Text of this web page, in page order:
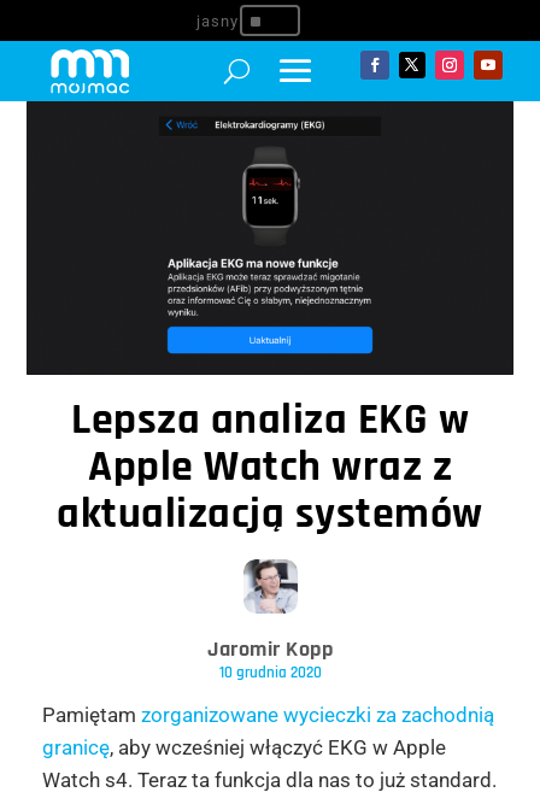
^
Lepsza analiza EKG w
Apple Watch wraz z
aktualizacją systemów
Jaromir Kopp
10 grudnia 2020
Pamiętam zorganizowane wycieczki za zachodnią
granicę, aby wcześniej włączyć EKG w Apple
Watch s4. Teraz ta funkcja dla nas to już standard.